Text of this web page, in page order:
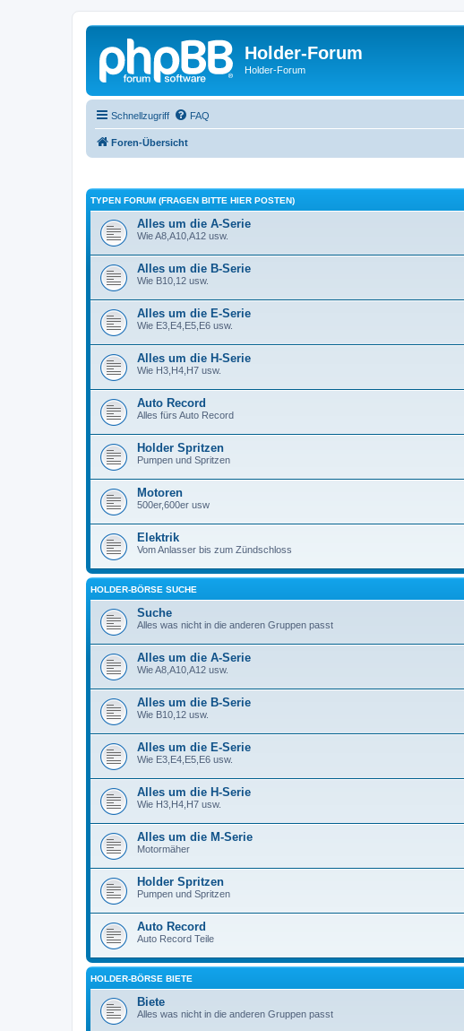
Holder-Forum
Holder-Forum
Schnellzugriff FAQ
Foren-Übersicht
TYPEN FORUM (FRAGEN BITTE HIER POSTEN)
Alles um die A-Serie
Wie A8,A10,A12 usw.
Alles um die B-Serie
Wie B10,12 usw.
Alles um die E-Serie
Wie E3,E4,E5,E6 usw.
Alles um die H-Serie
Wie H3,H4,H7 usw.
Auto Record
Alles fürs Auto Record
Holder Spritzen
Pumpen und Spritzen
Motoren
500er,600er usw
Elektrik
Vom Anlasser bis zum Zündschloss
HOLDER-BÖRSE SUCHE
Suche
Alles was nicht in die anderen Gruppen passt
Alles um die A-Serie
Wie A8,A10,A12 usw.
Alles um die B-Serie
Wie B10,12 usw.
Alles um die E-Serie
Wie E3,E4,E5,E6 usw.
Alles um die H-Serie
Wie H3,H4,H7 usw.
Alles um die M-Serie
Motormäher
Holder Spritzen
Pumpen und Spritzen
Auto Record
Auto Record Teile
HOLDER-BÖRSE BIETE
Biete
Alles was nicht in die anderen Gruppen passt